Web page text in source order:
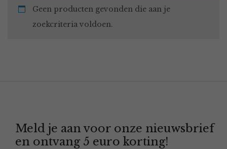
Geen producten gevonden die aan je
zoekcriteria voldoen.
Meld je aan voor onze nieuwsbrief
en ontvang 5 euro korting!